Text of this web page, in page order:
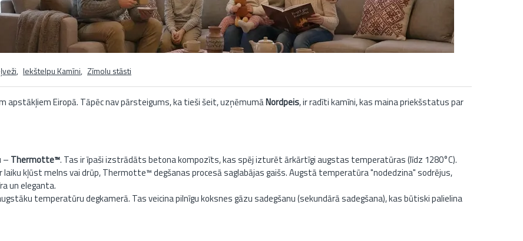
, Iekštelpu Kamīni, Zīmolu stāsti
apstākļiem Eiropā. Tāpēc nav pārsteigums, ka tieši šeit, uzņēmumāNordpeis, ir radīti kamīni, kas maina priekšstatus par
– Thermotte™. Tas ir īpaši izstrādāts betona kompozīts, kas spēj izturēt ārkārtīgi augstas temperatūras (līdz 1280°C).
kļūst melns vai drūp, Thermotte™ degšanas procesā saglabājas gaišs. Augstā temperatūra "nodedzina" sodrējus,
un eleganta.
temperatūru degkamerā. Tas veicina pilnīgu koksnes gāzu sadegšanu (sekundārā sadegšana), kas būtiski palielina